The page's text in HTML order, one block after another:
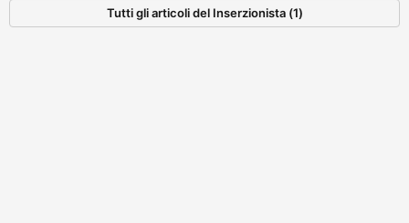
Tutti gli articoli del Inserzionista (1)